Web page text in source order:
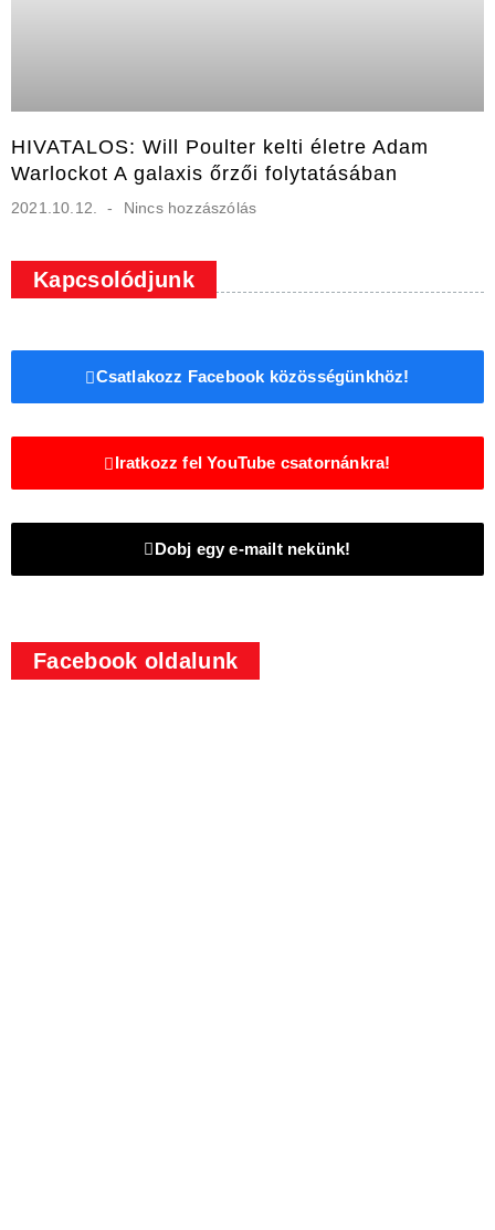
HIVATALOS: Will Poulter kelti életre Adam
Warlockot A galaxis őrzői folytatásában
2021.10.12. Nincs hozzászólás
Kapcsolódjunk
Csatlakozz Facebook közösségünkhöz!
Iratkozz fel YouTube csatornánkra!
Dobj egy e-mailt nekünk!
Facebook oldalunk